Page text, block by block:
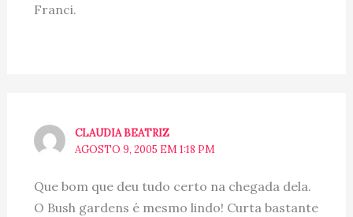
Franci.
CLAUDIA BEATRIZ
AGOSTO 9, 2005 EM 1:18 PM
Que bom que deu tudo certo na chegada dela.
O Bush gardens é mesmo lindo! Curta bastante